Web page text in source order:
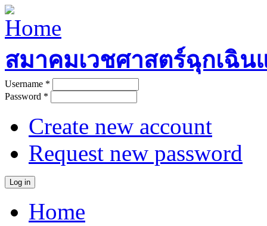
Skip to main content
สมาคมเวชศาสตร์ฉุกเฉิน
User login
Username *
Password *
Create new account
Request new password
Main menu
Home